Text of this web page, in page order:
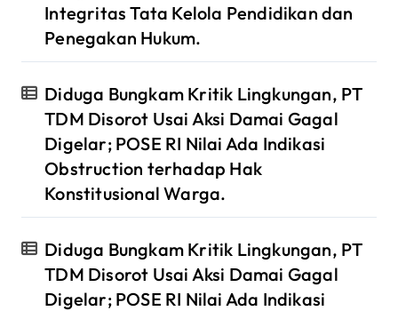
Integritas Tata Kelola Pendidikan dan
Penegakan Hukum.
Diduga Bungkam Kritik Lingkungan, PT
TDM Disorot Usai Aksi Damai Gagal
Digelar; POSE RI Nilai Ada Indikasi
Obstruction terhadap Hak
Konstitusional Warga.
Diduga Bungkam Kritik Lingkungan, PT
TDM Disorot Usai Aksi Damai Gagal
Digelar; POSE RI Nilai Ada Indikasi